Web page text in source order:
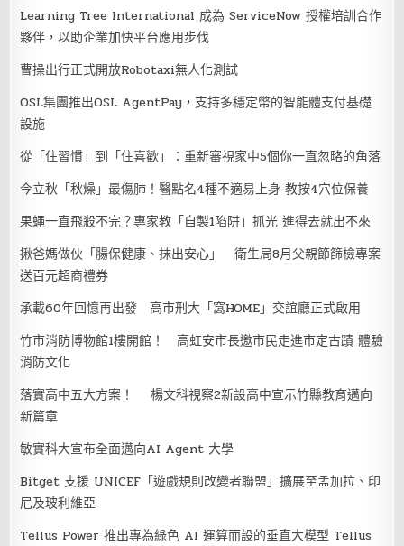
Learning Tree International 成為 ServiceNow 授權培訓合作
夥伴，以助企業加快平台應用步伐
曹操出行正式開放Robotaxi無人化測試
OSL集團推出OSL AgentPay，支持多穩定幣的智能體支付基礎
設施
從「住習慣」到「住喜歡」：重新審視家中5個你一直忽略的角落
今立秋「秋燥」最傷肺！醫點名4種不適易上身 教按4穴位保養
果蠅一直飛殺不完？專家教「自製1陷阱」抓光 進得去就出不來
揪爸媽做伙「腸保健康、抹出安心」 衛生局8月父親節篩檢專案
送百元超商禮券
承載60年回憶再出發 高市刑大「窩HOME」交誼廳正式啟用
竹市消防博物館1樓開館！ 高虹安市長邀市民走進市定古蹟 體驗
消防文化
落實高中五大方案！ 楊文科視察2新設高中宣示竹縣教育邁向
新篇章
敏實科大宣布全面邁向AI Agent 大學
Bitget 支援 UNICEF「遊戲規則改變者聯盟」擴展至孟加拉、印
尼及玻利維亞
Tellus Power 推出專為綠色 AI 運算而設的垂直大模型 Tellus